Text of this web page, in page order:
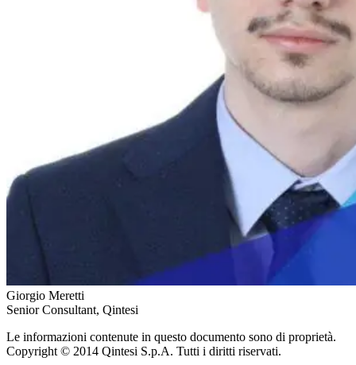
Giorgio Meretti
Senior Consultant, Qintesi
Le informazioni contenute in questo documento sono di proprietà.
Copyright © 2014 Qintesi S.p.A. Tutti i diritti riservati.